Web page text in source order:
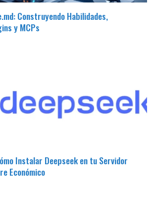
Construyendo Habilidades,
y MCPs
Instalar Deepseek en tu Servidor
Económico